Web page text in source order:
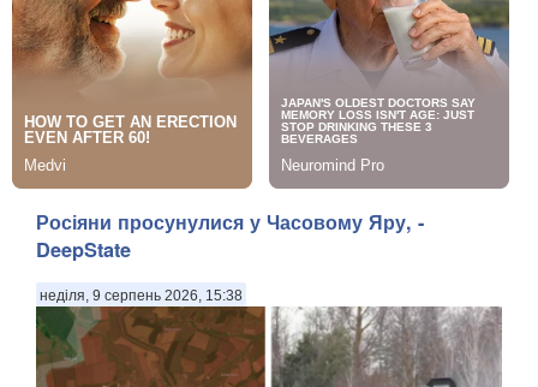
Росіяни просунулися у Часовому Яру, -
DeepState
неділя, 9 серпень 2026, 15:38